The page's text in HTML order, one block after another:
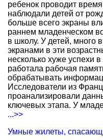
ребенок проводит
наблюдали детей от
больше всего экраны
раннем младенческом
в школу. У детей, много
экранами в эти
несколько хуже успехи
работала рабочая
обрабатывать
Исследователи из
проанализировали
ключевых этапа. У
...>>
Умные жилеты,